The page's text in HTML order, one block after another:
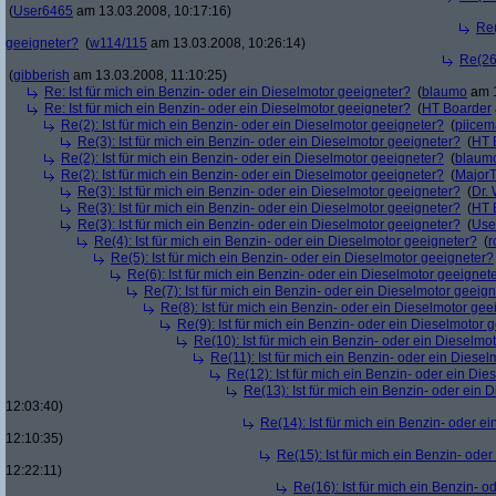
(User6465 am 13.03.2008, 10:17:16)
geeigneter? (w114/115 am 13.03.2008, 10:26:14)
(gibberish am 13.03.2008, 11:10:25)
Re: Ist für mich ein Benzin- oder ein Dieselmotor geeigneter? (blaumo am
Re: Ist für mich ein Benzin- oder ein Dieselmotor geeigneter? (HT Boarder
Re(2): Ist für mich ein Benzin- oder ein Dieselmotor geeigneter? (
Re(3): Ist für mich ein Benzin- oder ein Dieselmotor geeigneter? (HT
Re(2): Ist für mich ein Benzin- oder ein Dieselmotor geeigneter? (
Re(2): Ist für mich ein Benzin- oder ein Dieselmotor geeigneter? (
Re(3): Ist für mich ein Benzin- oder ein Dieselmotor geeigneter? (Dr.
Re(3): Ist für mich ein Benzin- oder ein Dieselmotor geeigneter? (HT
Re(3): Ist für mich ein Benzin- oder ein Dieselmotor geeigneter? (
Re(4): Ist für mich ein Benzin- oder ein Dieselmotor geeigneter? (
Re(5): Ist für mich ein Benzin- oder ein Dieselmotor geeigneter?
Re(6): Ist für mich ein Benzin- oder ein Dieselmotor
Re(7): Ist für mich ein Benzin- oder ein Dieselmotor
Re(8): Ist für mich ein Benzin- oder ein Dieselmotor
Re(9): Ist für mich ein Benzin- oder ein Dieselmotor
Re(10): Ist für mich ein Benzin- oder ein
Re(11): Ist für mich ein Benzin- oder ein
Re(12): Ist für mich ein Benzin- oder ein
Re(13): Ist für mich ein Benzin- oder ein
12:03:40)
Re(14): Ist für mich ein Benzin- oder
12:10:35)
Re(15): Ist für mich ein Benzin-
12:22:11)
Re(16): Ist für mich ein Benzin-